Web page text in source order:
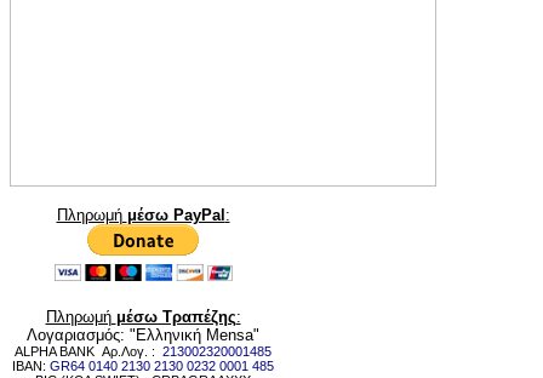
Πληρωμή μέσω PayPal:
Πληρωμή μέσω Τραπέζης:
Λογαριασμός: "Ελληνική Mensa"
ALPHA BANK Αρ.Λογ. : 213002320001485
IBAN: GR64 0140 2130 2130 0232 0001 485